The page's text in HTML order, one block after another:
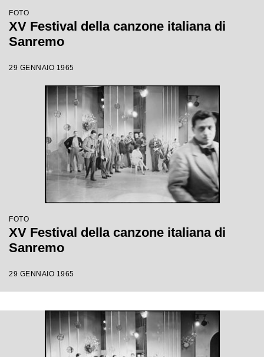
FOTO
XV Festival della canzone italiana di
Sanremo
29 GENNAIO 1965
FOTO
XV Festival della canzone italiana di
Sanremo
29 GENNAIO 1965